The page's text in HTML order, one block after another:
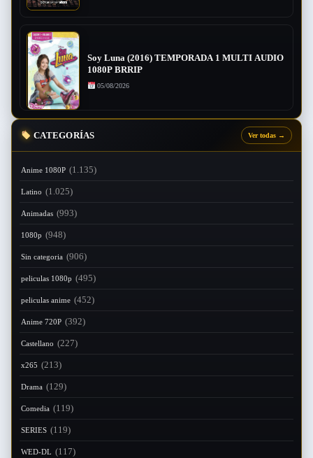
Soy Luna (2016) TEMPORADA 1 MULTI AUDIO
1080P BRRIP
05/08/2026
CATEGORÍAS Ver todas →
Anime 1080P (1.135)
Latino (1.025)
Animadas (993)
1080p (948)
Sin categoria (906)
peliculas 1080p (495)
peliculas anime (452)
Anime 720P (392)
Castellano (227)
x265 (213)
Drama (129)
Comedia (119)
SERIES (119)
WED-DL (117)